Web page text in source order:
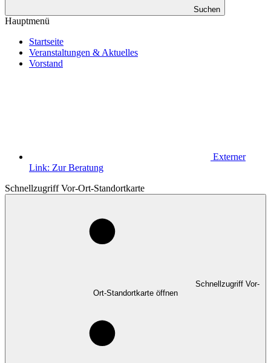
Suchen
Hauptmenü
Startseite
Veranstaltungen & Aktuelles
Vorstand
Externer
Link: Zur Beratung
Schnellzugriff Vor-Ort-Standortkarte
Schnellzugriff Vor-
Ort-Standortkarte öffnen